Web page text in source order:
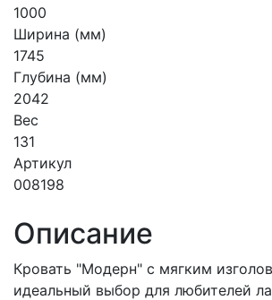
1000
Ширина (мм)
1745
Глубина (мм)
2042
Вес
131
Артикул
008198
Описание
Кровать "Модерн" с мягким
идеальный выбор для любителей